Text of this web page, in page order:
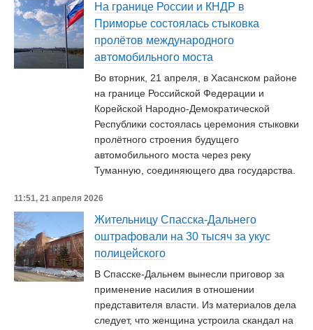
На границе России и КНДР в
Приморье состоялась стыковка
пролётов международного
автомобильного моста
Во вторник, 21 апреля, в Хасанском районе
на границе Российской Федерации и
Корейской Народно-Демократической
Республики состоялась церемония стыковки
пролётного строения будущего
автомобильного моста через реку
Туманную, соединяющего два государства.
11:51, 21 апреля 2026
Жительницу Спасска-Дальнего
оштрафовали на 30 тысяч за укус
полицейского
В Спасске-Дальнем вынесли приговор за
применение насилия в отношении
представителя власти. Из материалов дела
следует, что женщина устроила скандал на